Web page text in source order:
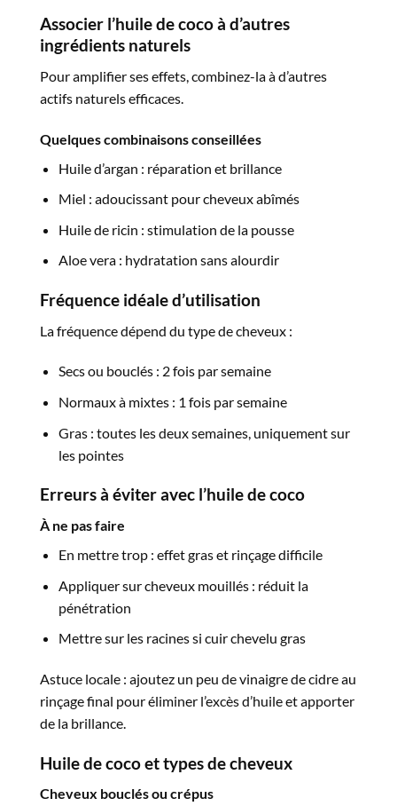
Associer l’huile de coco à d’autres
ingrédients naturels
Pour amplifier ses effets, combinez-la à d’autres
actifs naturels efficaces.
Quelques combinaisons conseillées
Huile d’argan : réparation et brillance
Miel : adoucissant pour cheveux abîmés
Huile de ricin : stimulation de la pousse
Aloe vera : hydratation sans alourdir
Fréquence idéale d’utilisation
La fréquence dépend du type de cheveux :
Secs ou bouclés : 2 fois par semaine
Normaux à mixtes : 1 fois par semaine
Gras : toutes les deux semaines, uniquement sur
les pointes
Erreurs à éviter avec l’huile de coco
À ne pas faire
En mettre trop : effet gras et rinçage difficile
Appliquer sur cheveux mouillés : réduit la
pénétration
Mettre sur les racines si cuir chevelu gras
Astuce locale : ajoutez un peu de vinaigre de cidre au
rinçage final pour éliminer l’excès d’huile et apporter
de la brillance.
Huile de coco et types de cheveux
Cheveux bouclés ou crépus